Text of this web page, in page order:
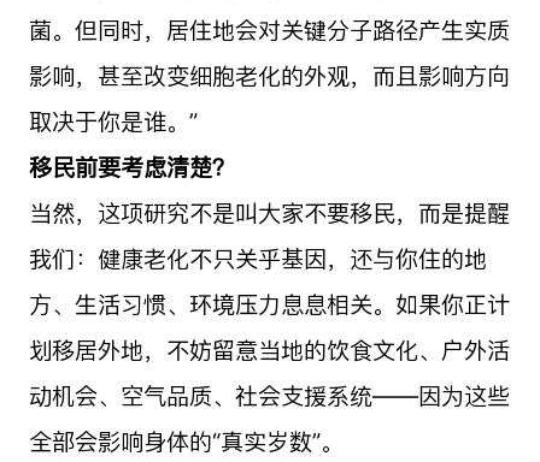
菌。但同时，居住地会对关键分子路径产生实质
影响，甚至改变细胞老化的外观，而且影响方向
取决于你是谁。”
移民前要考虑清楚？
当然，这项研究不是叫大家不要移民，而是提醒
我们：健康老化不只关乎基因，还与你住的地
方、生活习惯、环境压力息息相关。如果你正计
划移居外地，不妨留意当地的饮食文化、户外活
动机会、空气品质、社会支援系统——因为这些
全部会影响身体的“真实岁数”。